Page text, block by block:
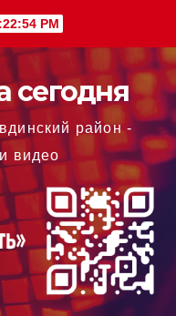
PM
сегодня
район -
видео